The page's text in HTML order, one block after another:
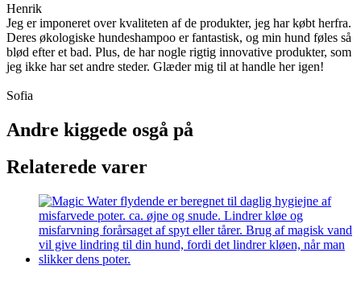
Henrik
Jeg er imponeret over kvaliteten af de produkter, jeg har købt herfra.
Deres økologiske hundeshampoo er fantastisk, og min hund føles så
blød efter et bad. Plus, de har nogle rigtig innovative produkter, som
jeg ikke har set andre steder. Glæder mig til at handle her igen!
Sofia
Andre kiggede osgå på
Relaterede varer